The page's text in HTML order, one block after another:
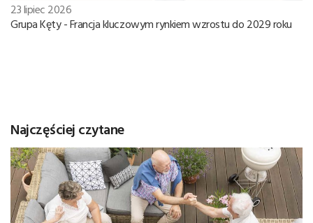
23 lipiec 2026
Grupa Kęty - Francja kluczowym rynkiem wzrostu do 2029 roku
Najczęściej czytane